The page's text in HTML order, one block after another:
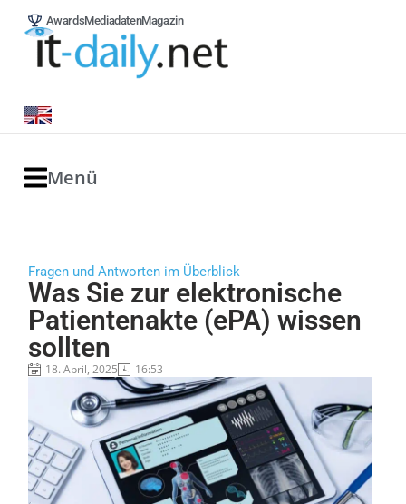
AwardsMediadatenMagazin
Menü
Fragen und Antworten im Überblick
Was Sie zur elektronische
Patientenakte (ePA) wissen
sollten
18. April, 2025 16:53